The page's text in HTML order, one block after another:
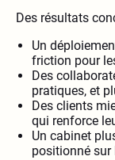
Des résultats
Un
friction pour
Des
pratiques, et
Des clients
qui renforce
Un cabinet
positionné sur